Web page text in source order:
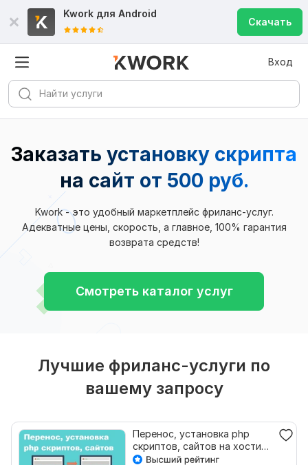
Kwork для Android
Скачать
Вход
Заказать установку скрипта
на сайт от 500 руб.
Kwork - это удобный маркетплейс фриланс-услуг.
Адекватные цены, скорость, а главное, 100% гарантия
возврата средств!
Смотреть каталог услуг
Лучшие фриланс-услуги по
вашему запросу
Перенос, установка php
скриптов, сайтов на хостинг,
либо vps, vds